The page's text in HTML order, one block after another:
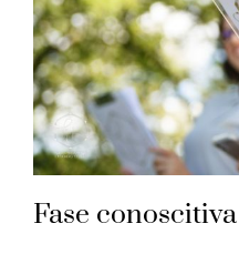
Fase conoscitiva